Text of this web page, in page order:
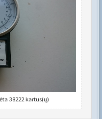
38222 kartus(ų)